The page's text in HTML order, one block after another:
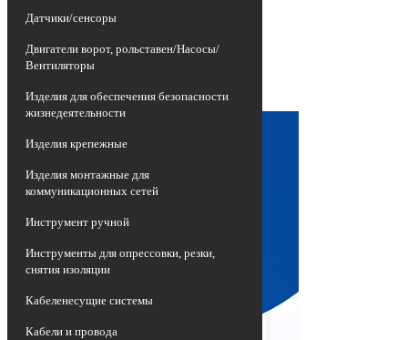
Датчики/сенсоры
Двигатели ворот, рольставен/Насосы/
Вентиляторы
Изделия для обеспечения безопасности
жизнедеятельности
Изделия крепежные
Изделия монтажные для
коммуникационных сетей
Инструмент ручной
Инструменты для опрессовки, резки,
снятия изоляции
Кабеленесущие системы
Кабели и провода
электропередач, представляющих собой
опасности, на более эффективные и
долговечные приспособления -
СИП.